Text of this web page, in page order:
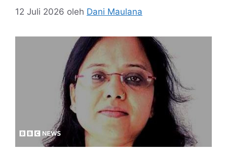
12 Juli 2026 oleh Dani Maulana